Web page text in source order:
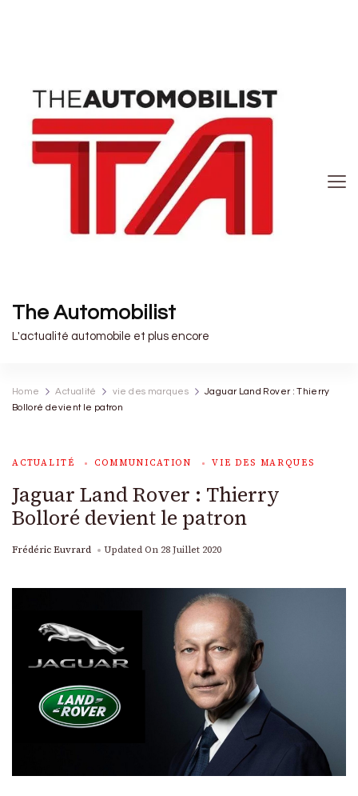
The Automobilist
L'actualité automobile et plus encore
Home Actualité vie des marques
Jaguar Land Rover : Thierry
Bolloré devient le patron
ACTUALITÉ COMMUNICATION VIE DES MARQUES
Jaguar Land Rover : Thierry
Bolloré devient le patron
Frédéric Euvrard Updated On 28 Juillet 2020